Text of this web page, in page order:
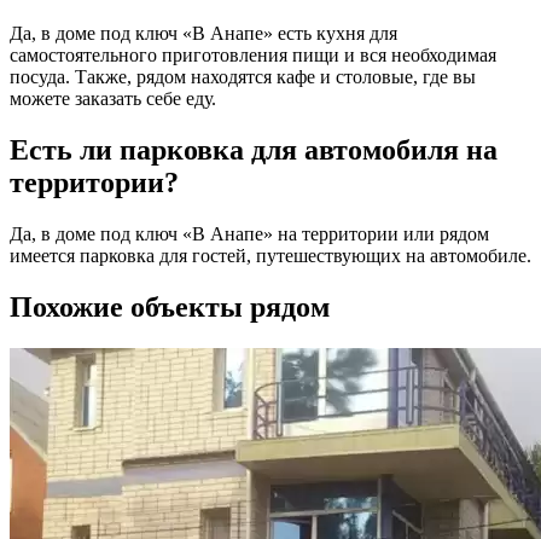
Да, в доме под ключ «В Анапе» есть кухня для
самостоятельного приготовления пищи и вся необходимая
посуда. Также, рядом находятся кафе и столовые, где вы
можете заказать себе еду.
Есть ли парковка для автомобиля на
территории?
Да, в доме под ключ «В Анапе» на территории или рядом
имеется парковка для гостей, путешествующих на автомобиле.
Похожие объекты рядом